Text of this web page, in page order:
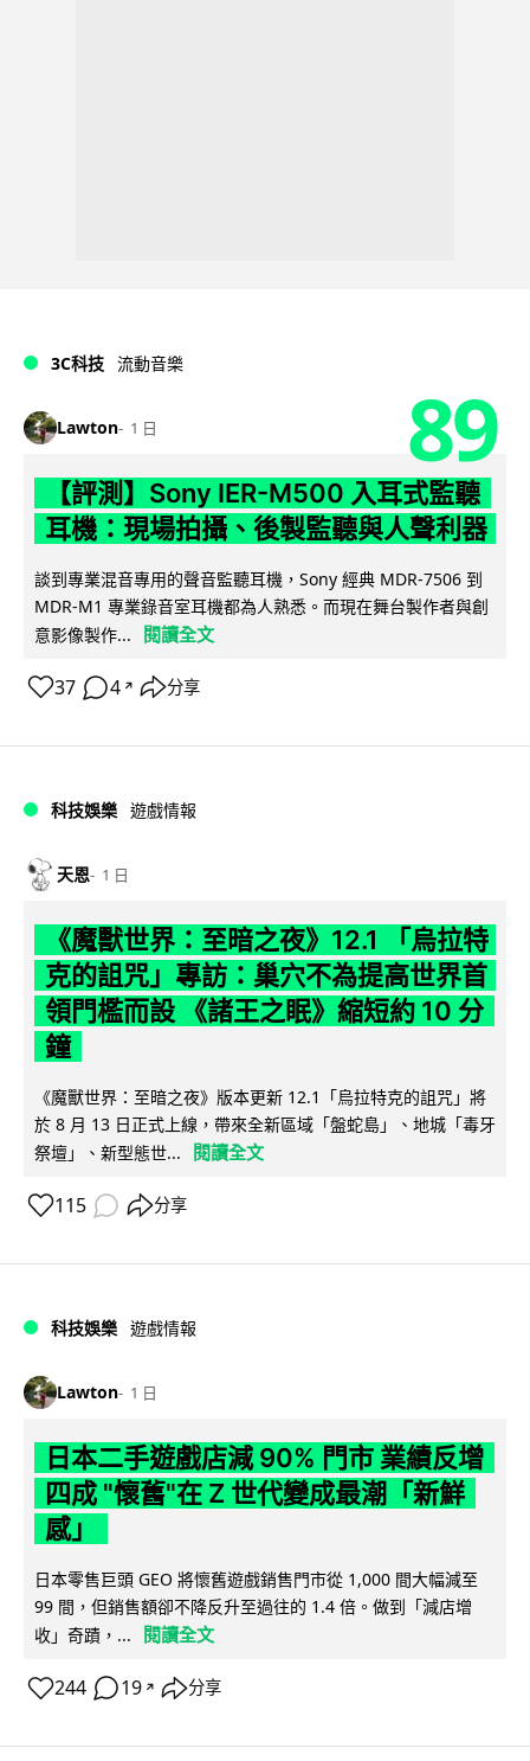
3C科技 流動音樂
Lawton 1 日 89
【評測】Sony IER-M500 入耳式監聽
耳機：現場拍攝、後製監聽與人聲利器
談到專業混音專用的聲音監聽耳機，Sony 經典 MDR-7506 到
MDR-M1 專業錄音室耳機都為人熟悉。而現在舞台製作者與創
意影像製作...
閱讀全文
37 4 ↗ 分享
科技娛樂 遊戲情報
天恩 1 日
《魔獸世界：至暗之夜》12.1 「烏拉特
克的詛咒」專訪：巢穴不為提高世界首
領門檻而設 《諸王之眠》縮短約 10 分
鐘
《魔獸世界：至暗之夜》版本更新 12.1「烏拉特克的詛咒」將
於 8 月 13 日正式上線，帶來全新區域「盤蛇島」、地城「毒牙
祭壇」、新型態世...
閱讀全文
115 分享
科技娛樂 遊戲情報
Lawton 1 日
日本二手遊戲店減 90% 門市 業績反增
四成 "懷舊"在 Z 世代變成最潮「新鮮
感」
日本零售巨頭 GEO 將懷舊遊戲銷售門市從 1,000 間大幅減至
99 間，但銷售額卻不降反升至過往的 1.4 倍。做到「減店增
收」奇蹟，...
閱讀全文
244 19 ↗ 分享